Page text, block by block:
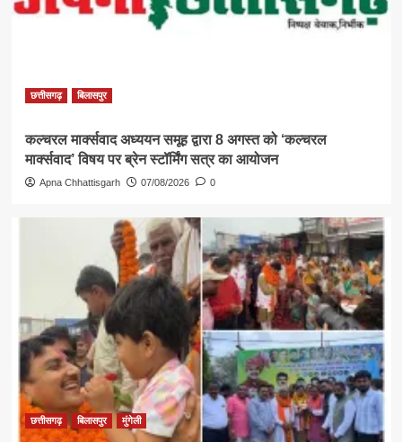
छत्तीसगढ़ बिलासपुर
कल्चरल मार्क्सवाद अध्ययन समूह द्वारा 8 अगस्त को ‘कल्चरल
मार्क्सवाद’ विषय पर ब्रेन स्टॉर्मिंग सत्र का आयोजन
Apna Chhattisgarh 07/08/2026 0
छत्तीसगढ़ बिलासपुर मुंगेली